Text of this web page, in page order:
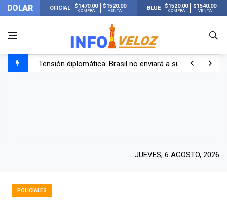
DOLAR OFICIAL $1470.00
COMPRA
$1520.00
VENTA BLUE $1520.00
COMPRA
$1540.00
VENTA
Tensión diplomática: Brasil no enviará a su embajador
JUEVES, 6 AGOSTO, 2026
POLICIALES